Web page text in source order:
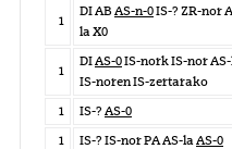
1
DI AB AS-n-0IS-? ZR-nor
la X0
1
DIAS-0IS-nork IS-nor
IS-noren IS-zertarako
1
IS-? AS-0
1
IS-? IS-nor PA AS-laAS-0